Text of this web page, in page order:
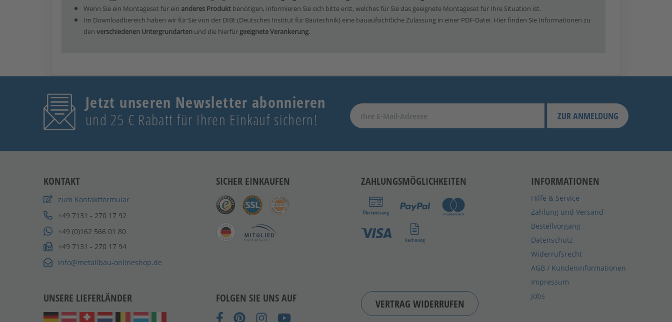
Wenn Sie ein Montageset für ein anderes Produkt benötigen, informieren Sie sich bitte erst, welches für Sie das geeignete Montageset für Ihre Situation ist.
Im Downloadbereich haben wir für Sie von der DIBt (Deutsches Institut für Bautechnik) eine bauaufsichtliche Zulassung in einer PDF-Datei. Hier finden Sie Informationen zu
den verschiedenen Untergrundarten und die hierfür geeignete Verankerung.
Jetzt unseren Newsletter abonnieren
und 25 € Rabatt für Ihren Einkauf sichern!
ZUR ANMELDUNG
KONTAKT
zum Kontaktformular
+49 7131 - 270 17 92
+49 (0)162 566 01 80
+49 7131 - 270 17 94
info@metallbau-onlineshop.de
UNSERE LIEFERLÄNDER
SICHER EINKAUFEN
FOLGEN SIE UNS AUF
ZAHLUNGSMÖGLICHKEITEN
VERTRAG WIDERRUFEN
INFORMATIONEN
Hilfe & Service
Zahlung und Versand
Bestellvorgang
Datenschutz
Widerrufsrecht
AGB / Kundeninformationen
Impressum
Jobs